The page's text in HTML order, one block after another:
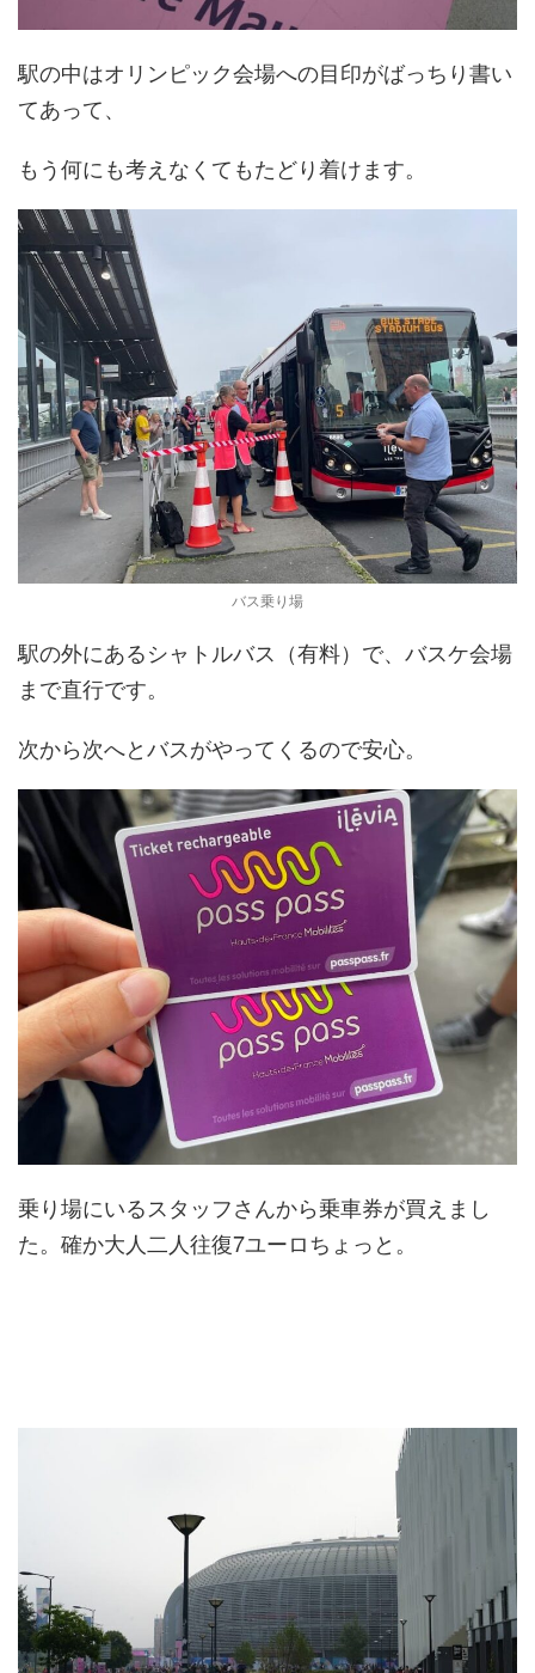
駅の中はオリンピック会場への目印がばっちり書い
てあって、
もう何にも考えなくてもたどり着けます。
バス乗り場
駅の外にあるシャトルバス（有料）で、バスケ会場
まで直行です。
次から次へとバスがやってくるので安心。
乗り場にいるスタッフさんから乗車券が買えまし
た。確か大人二人往復7ユーロちょっと。